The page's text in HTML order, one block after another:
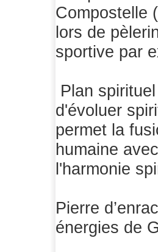
Compostelle
lors de
sportive par
Plan
d'évoluer
permet la
humaine
l'harmonie
Pierre
énergies de